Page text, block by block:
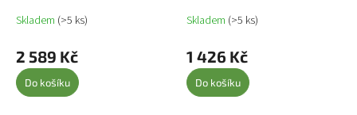
Skladem (>5 ks)
2 589 Kč
Do košíku
Skladem (>5 ks)
1 426 Kč
Do košíku